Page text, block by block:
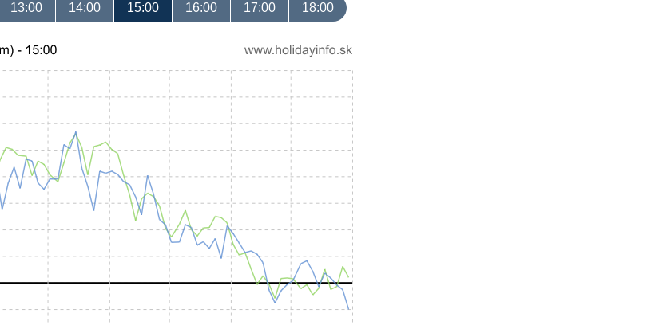
13:00 14:00 15:00 16:00 17:00 18:00